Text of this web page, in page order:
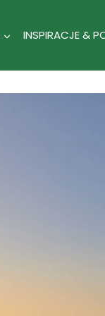
INSPIRACJE &